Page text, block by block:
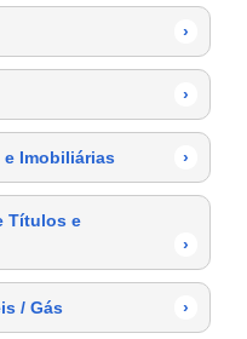
›
›
Imobiliárias ›
Títulos e
›
/ Gás ›